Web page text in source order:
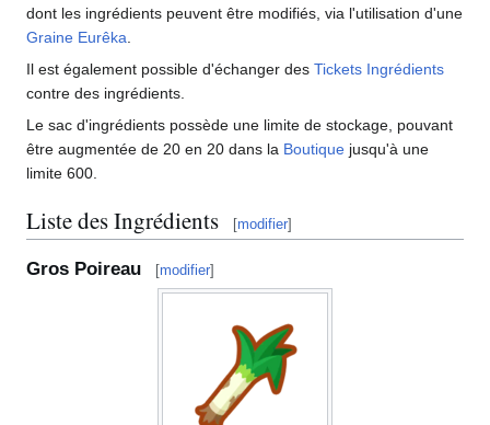
dont les ingrédients peuvent être modifiés, via l'utilisation d'une
Graine Eurêka
Il est également possible d'échanger des Tickets Ingrédients
contre des ingrédients.
Le sac d'ingrédients possède une limite de stockage, pouvant
être augmentée de 20 en 20 dans la Boutique jusqu'à une
limite 600.
Liste des Ingrédients [modifier]
Gros Poireau [modifier]